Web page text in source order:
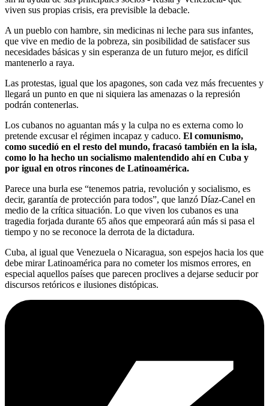
viven sus propias crisis, era previsible la debacle.
A un pueblo con hambre, sin medicinas ni leche para sus infantes,
que vive en medio de la pobreza, sin posibilidad de satisfacer sus
necesidades básicas y sin esperanza de un futuro mejor, es difícil
mantenerlo a raya.
Las protestas, igual que los apagones, son cada vez más frecuentes y
llegará un punto en que ni siquiera las amenazas o la represión
podrán contenerlas.
Los cubanos no aguantan más y la culpa no es externa como lo
pretende excusar el régimen incapaz y caduco. El comunismo,
como sucedió en el resto del mundo, fracasó también en la isla,
como lo ha hecho un socialismo malentendido ahí en Cuba y
por igual en otros rincones de Latinoamérica.
Parece una burla ese “tenemos patria, revolución y socialismo, es
decir, garantía de protección para todos”, que lanzó Díaz-Canel en
medio de la crítica situación. Lo que viven los cubanos es una
tragedia forjada durante 65 años que empeorará aún más si pasa el
tiempo y no se reconoce la derrota de la dictadura.
Cuba, al igual que Venezuela o Nicaragua, son espejos hacia los que
debe mirar Latinoamérica para no cometer los mismos errores, en
especial aquellos países que parecen proclives a dejarse seducir por
discursos retóricos e ilusiones distópicas.